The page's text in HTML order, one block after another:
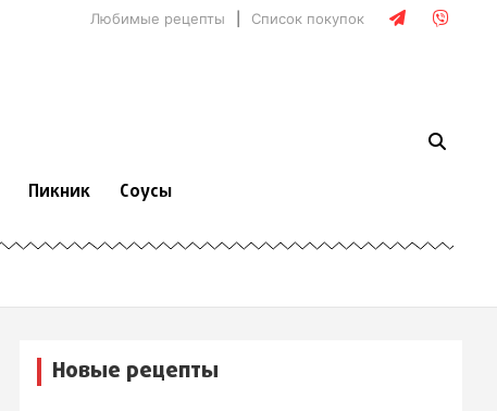
Любимые рецепты Список покупок
Пикник Соусы
Новые рецепты